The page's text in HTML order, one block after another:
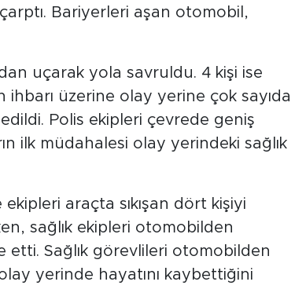
Bariyerleri aşan otomobil,
uçarak yola savruldu. 4 kişi ise
ihbarı üzerine olay yerine çok sayıda
Polis ekipleri çevrede geniş
ilk müdahalesi olay yerindeki sağlık
araçta sıkışan dört kişiyi
sağlık ekipleri otomobilden
etti. Sağlık görevlileri otomobilden
yerinde hayatını kaybettiğini